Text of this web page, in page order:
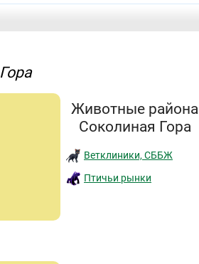
Животные района
Соколиная Гора
Ветклиники, СББЖ
Птичьи рынки